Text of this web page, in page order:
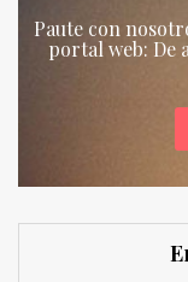
Paute con
portal web: De